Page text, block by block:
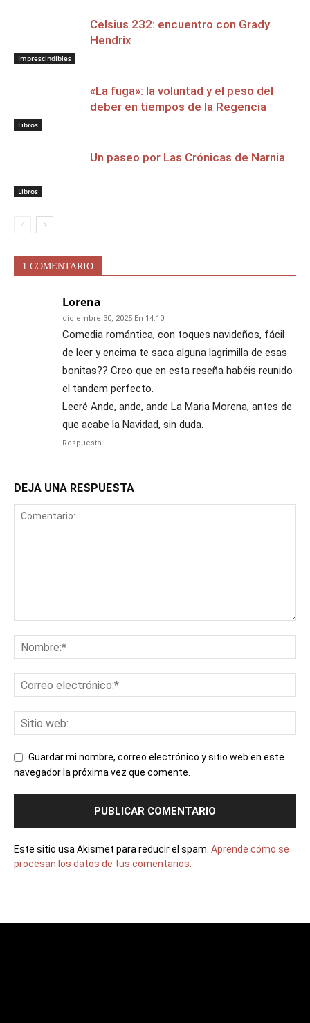
Imprescindibles
Celsius 232: encuentro con Grady
Hendrix
Libros
«La fuga»: la voluntad y el peso del
deber en tiempos de la Regencia
Libros
Un paseo por Las Crónicas de Narnia
1 COMENTARIO
Lorena
diciembre 30, 2025 En 14:10
Comedia romántica, con toques navideños, fácil
de leer y encima te saca alguna lagrimilla de esas
bonitas?? Creo que en esta reseña habéis reunido
el tandem perfecto.
Leeré Ande, ande, ande La Maria Morena, antes de
que acabe la Navidad, sin duda.
Respuesta
DEJA UNA RESPUESTA
Guardar mi nombre, correo electrónico y sitio web en este
navegador la próxima vez que comente.
Este sitio usa Akismet para reducir el spam. Aprende cómo se
procesan los datos de tus comentarios.